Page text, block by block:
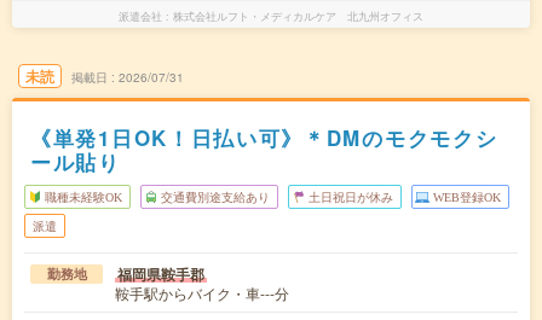
派遣会社 株式会社ルフト・メディカルケア 北九州オフィス
未読 掲載日 2026/07/31
《単発1日OK！日払い可》＊DMのモクモクシ
ール貼り
職種未経験OK 交通費別途支給あり 土日祝日が休み WEB登録OK
派遣
勤務地 福岡県鞍手郡
鞍手駅からバイク・車---分